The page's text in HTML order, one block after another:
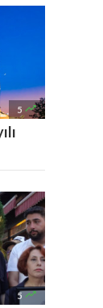
5 
5 